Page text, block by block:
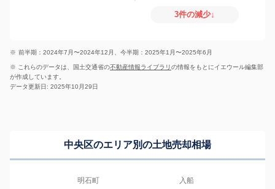
3件の減少↓
※ 前半期：2024年7月〜2024年12月、今半期：2025年1月〜2025年6月
※ これらのデータは、国土交通省の不動産情報ライブラリの情報をもとにイエウール編集部
が作成しています。
データ更新日: 2025年10月29日
中央区のエリア別の土地売却相場
明石町 入船